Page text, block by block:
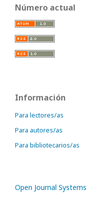
Número actual
Información
Para lectores/as
Para autores/as
Para bibliotecarios/as
Open Journal Systems